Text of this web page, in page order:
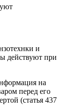
и
действуют при
на
перед его
(статья 437